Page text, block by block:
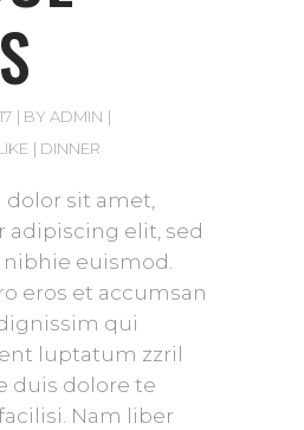
BY ADMIN
DINNER
sit amet,
adipiscing elit, sed
euismod.
eros et accumsan
qui
luptatum zzril
duis dolore te
Nam liber